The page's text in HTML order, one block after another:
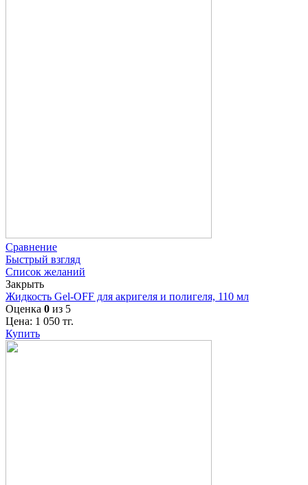
Сравнение
Быстрый взгляд
Список желаний
Закрыть
Жидкость Gel-OFF для акригеля и полигеля, 110 мл
Оценка 0 из 5
Цена: 1 050 тг.
Купить